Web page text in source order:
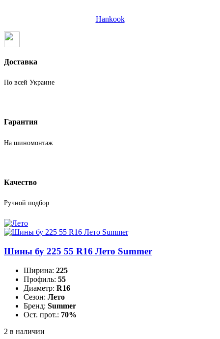
Hankook
Доставка
По всей Украине
Гарантия
На шиномонтаж
Качество
Ручной подбор
Шины бу 225 55 R16 Лето Summer
Ширина: 225
Профиль: 55
Диаметр: R16
Сезон: Лето
Бренд: Summer
Ост. прот.: 70%
2 в наличии